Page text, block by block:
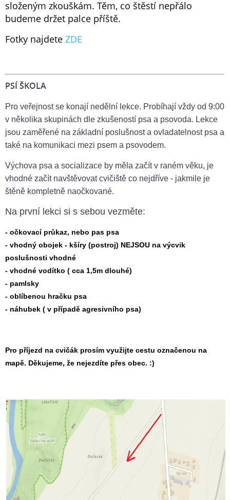
složeným zkouškám. Těm, co štěstí nepřálo
budeme držet palce příště.
Fotky najdete ZDE
PSÍ ŠKOLA
Pro veřejnost se konají nedělní lekce. Probíhají vždy od 9:00
v několika skupinách dle zkušeností psa a psovoda. Lekce
jsou zaměřené na základní poslušnost a ovladatelnost psa a
také na komunikaci mezi psem a psovodem.
Výchova psa a socializace by měla začít v raném věku, je
vhodné začít navštěvovat cvičiště co nejdříve - jakmile je
štěně kompletně naočkované.
Na první lekci si s sebou vezměte:
- očkovací průkaz, nebo pas psa
- vhodný obojek - kšíry (postroj) NEJSOU na výcvik
poslušnosti vhodné
- vhodné vodítko ( cca 1,5m dlouhé)
- pamlsky
- oblíbenou hračku psa
- náhubek ( v případě agresivního psa)
Pro příjezd na cvičák prosím využijte cestu označenou na
mapě. Děkujeme, že nejezdíte přes obec. :)